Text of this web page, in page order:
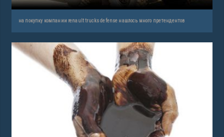
на покупку компании renault trucks defense нашлось много претендентов